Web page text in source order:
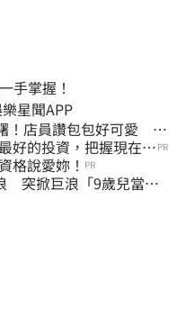
手掌握！
下載娛樂星聞APP
！店員讚包包好可愛 笑
好的投資，把握現在不 PR
格說愛妳！ PR
突掀巨浪「9歲兒當場